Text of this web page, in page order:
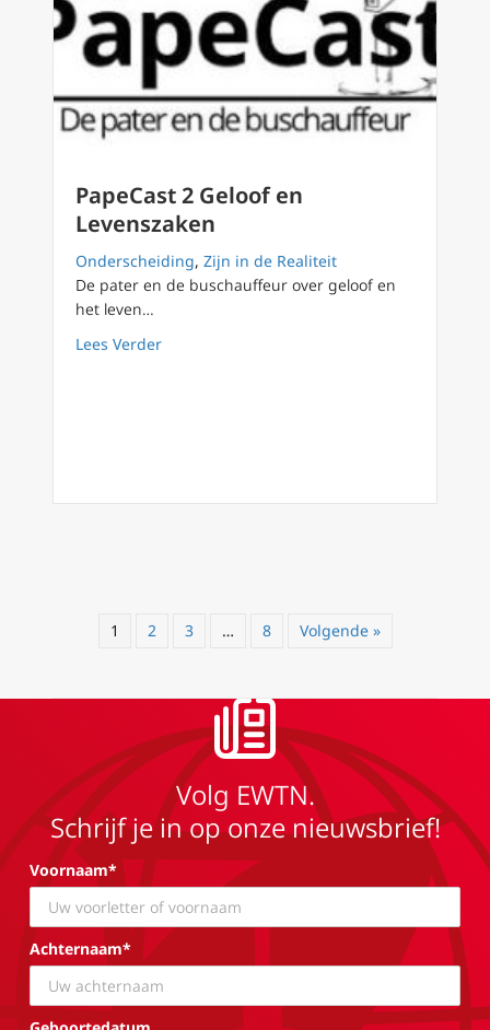
PapeCast 2 Geloof en
Levenszaken
Onderscheiding, Zijn in de Realiteit
De pater en de buschauffeur over geloof en
het leven…
Lees Verderabout PapeCast 2 Geloof en Levenszaken
1 2 3 … 8 Volgende »
Volg EWTN.
Schrijf je in op onze nieuwsbrief!
Voornaam*
Achternaam*